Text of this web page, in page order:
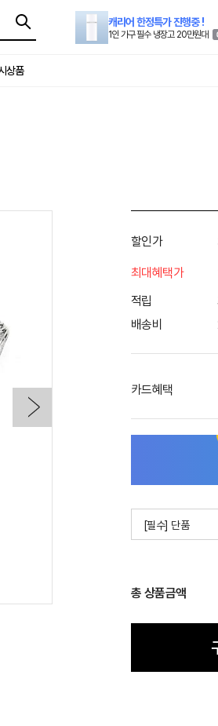
캐리어 한정특가 진행중 !
1인 가구 필수 냉장고 20만원대
상품
할인가
최대혜택가
적립
배송비
카드혜택
[필수] 단품
총 상품금액